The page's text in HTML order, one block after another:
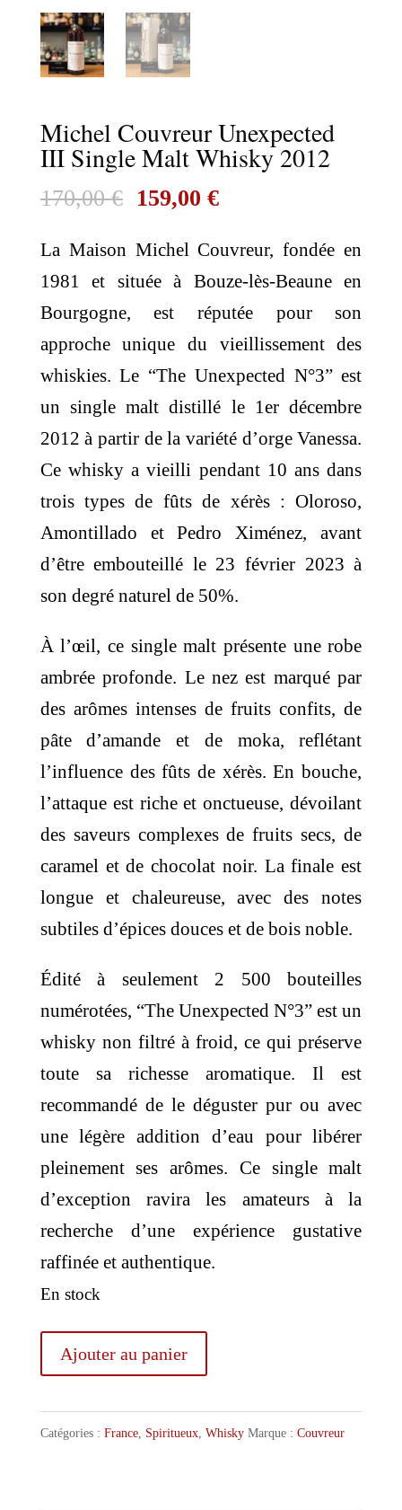
Michel Couvreur Unexpected
III Single Malt Whisky 2012
170,00€ Le
initial
était :
170,00 €.
159,00 €Le
actuel
est :
159,00 €.
La Maison Michel Couvreur, fondée en
1981 et située à Bouze-lès-Beaune en
Bourgogne, est réputée pour son
approche unique du vieillissement des
whiskies. Le “The Unexpected N°3” est
un single malt distillé le 1er décembre
2012 à partir de la variété d’orge Vanessa.
Ce whisky a vieilli pendant 10 ans dans
trois types de fûts de xérès : Oloroso,
Amontillado et Pedro Ximénez, avant
d’être embouteillé le 23 février 2023 à
son degré naturel de 50%.
À l’œil, ce single malt présente une robe
ambrée profonde. Le nez est marqué par
des arômes intenses de fruits confits, de
pâte d’amande et de moka, reflétant
l’influence des fûts de xérès. En bouche,
l’attaque est riche et onctueuse, dévoilant
des saveurs complexes de fruits secs, de
caramel et de chocolat noir. La finale est
longue et chaleureuse, avec des notes
subtiles d’épices douces et de bois noble.
Édité à seulement 2 500 bouteilles
numérotées, “The Unexpected N°3” est un
whisky non filtré à froid, ce qui préserve
toute sa richesse aromatique. Il est
recommandé de le déguster pur ou avec
une légère addition d’eau pour libérer
pleinement ses arômes. Ce single malt
d’exception ravira les amateurs à la
recherche d’une expérience gustative
raffinée et authentique.
En stock
quantité
de
Michel
Couvreur
Ajouter au panier
Catégories : France, Spiritueux, Whisky Marque : Couvreur